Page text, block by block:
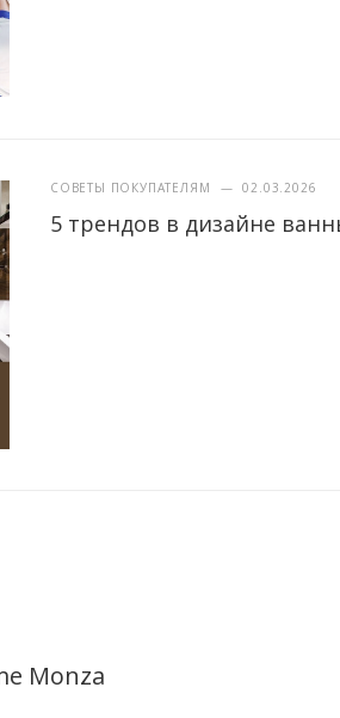
СОВЕТЫ ПОКУПАТЕЛЯМ — 02.03.2026
5 трендов в дизайне
Monza